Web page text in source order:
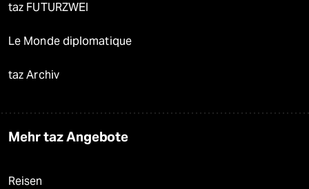
taz FUTURZWEI
Le Monde diplomatique
taz Archiv
Mehr taz Angebote
Reisen